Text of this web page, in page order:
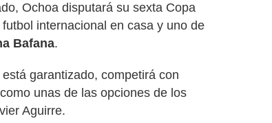
Ochoa disputará su sexta Copa
internacional en casa y uno de
Bafana.
garantizado, competirá con
unas de las opciones de los
Aguirre.